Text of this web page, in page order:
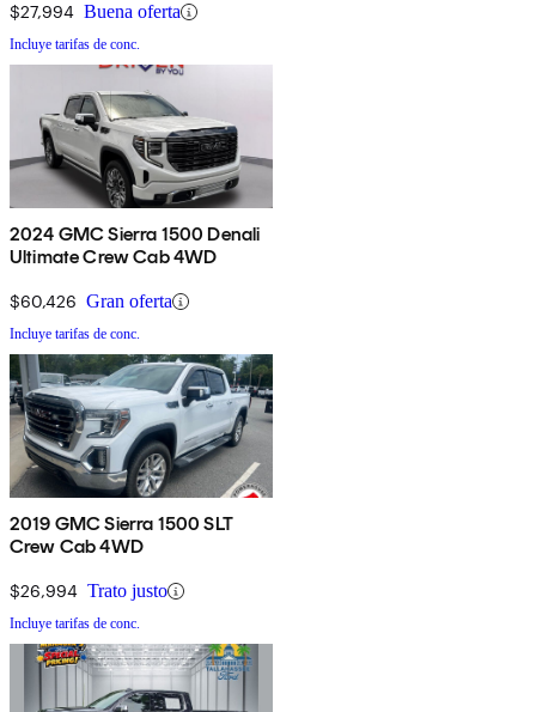
$27,994 Buena oferta
Incluye tarifas de conc.
2024 GMC Sierra 1500 Denali
Ultimate Crew Cab 4WD
$60,426 Gran oferta
Incluye tarifas de conc.
2019 GMC Sierra 1500 SLT
Crew Cab 4WD
$26,994 Trato justo
Incluye tarifas de conc.